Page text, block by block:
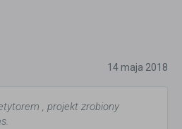
14 maja 2018
, projekt zrobiony